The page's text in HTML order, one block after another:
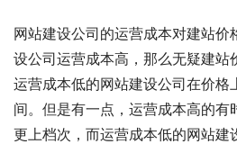
网站建设公司的运营成本对建站价
设公司运营成本高，那么无疑建站
运营成本低的网站建设公司在价格
间。但是有一点，运营成本高的有
更上档次，而运营成本低的网站建